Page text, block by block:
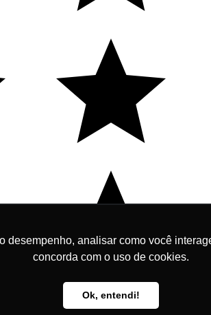
analisar como você
concorda com o uso de cookies.
Ok, entendi!
Tenho interesse
Preço Exclusivo para